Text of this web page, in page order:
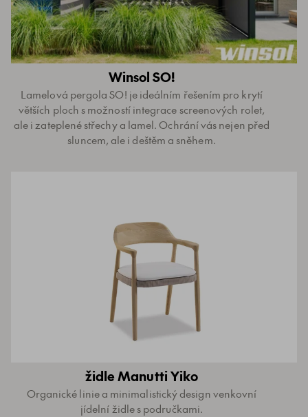
Winsol SO!
Lamelová pergola SO! je ideálním řešením pro krytí
větších ploch s možností integrace screenových rolet,
ale i zateplené střechy a lamel. Ochrání vás nejen před
sluncem, ale i deštěm a sněhem.
židle Manutti Yiko
Organické linie a minimalistický design venkovní
jídelní židle s područkami.